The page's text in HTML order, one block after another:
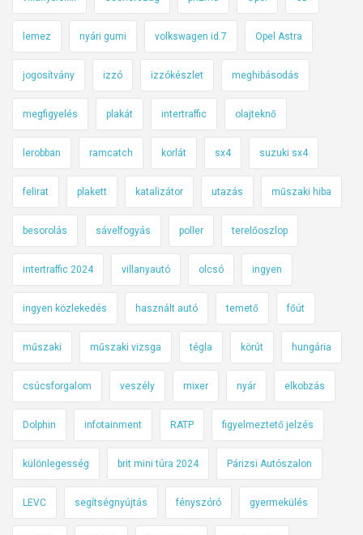
lemez nyári gumi volkswagen id.7 Opel Astra
jogosítvány izzó izzókészlet meghibásodás
megfigyelés plakát intertraffic olajteknő
lerobban ramcatch korlát sx4 suzuki sx4
felirat plakett katalizátor utazás műszaki hiba
besorolás sávelfogyás poller terelőoszlop
intertraffic 2024 villanyautó olcsó ingyen
ingyen közlekedés használt autó temető főút
műszaki műszaki vizsga tégla körút hungária
csúcsforgalom veszély mixer nyár elkobzás
Dolphin infotainment RATP figyelmeztető jelzés
különlegesség brit mini túra 2024 Párizsi Autószalon
LEVC segítségnyújtás fényszóró gyermekülés